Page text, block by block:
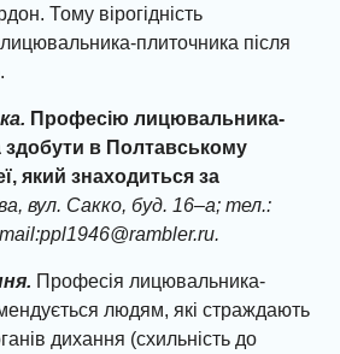
Тому вірогідність
плиточника після
Професію лицювальника-
в Полтавському
який знаходиться за
вул. Сакко, буд. 16–а;тел.:
ррl1946@rambler.ru.
Професія лицювальника-
людям, які страждають
дихання (схильність до